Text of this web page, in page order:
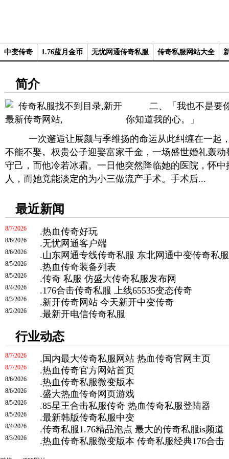
中变传奇 1.76蓝月金币 无忧网通传奇私服 传奇私服网站大全
简介
二、「我也不是要
你知道我的心。」
一次邂逅让展颜与季维扬的命运从此纠缠在一起
不能不娶。权贵公子迎娶富家千金，一场盛世婚礼轰动
守己，而他冷若冰霜。一日他突然降临她的医院，怀
人，而她竟能淡定的为小三做流产手术。手术后...
最近新闻
.热血传奇好玩
8/7/2026
.无忧网通客户端
8/6/2026
.山东网通专线传奇私服 东北网通中变传奇私服
8/6/2026
.热血传奇装备列表
8/5/2026
.传奇 私服 仿盛大传奇私服发布网
8/5/2026
.176合击传奇私服 上线65535变态传奇
8/4/2026
.新开传奇网站 今天新开中变传奇
8/3/2026
.最新开电信传奇私服
8/2/2026
行业动态
.国内最大传奇私服网站 热血传奇官网主页
8/7/2026
.热血传奇官方网站首页
8/7/2026
.热血传奇私服微变版本
8/6/2026
.盛大热血传奇网页游戏
8/6/2026
.85星王合击私服传奇 热血传奇私服登陆器
8/5/2026
.最新韩版传奇私服中变
8/5/2026
.传奇私服1.76精品泡点 最大的传奇私服is频道
8/4/2026
.热血传奇私服微变版本 传奇私服经典176合击
8/3/2026